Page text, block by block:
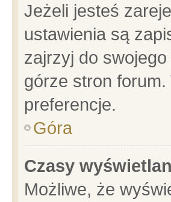
Jeżeli jesteś
ustawienia są
zajrzyj do
górze stron
preferencje.
Góra
Czasy
Możliwe, że